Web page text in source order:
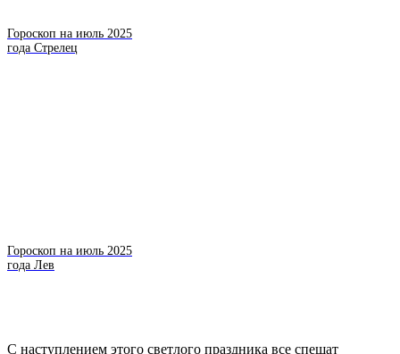
Гороскоп на июль 2025
года Стрелец
Гороскоп на июль 2025
года Лев
С наступлением этого светлого праздника все спешат